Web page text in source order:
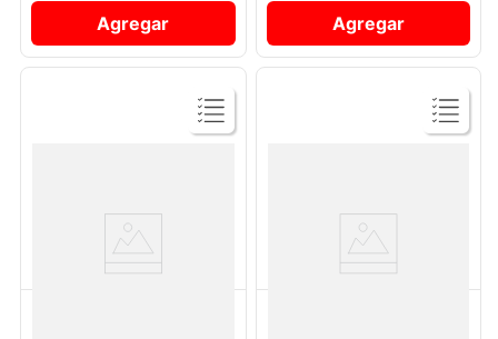
Agregar Agregar
Ver
Producto
Ver
Producto